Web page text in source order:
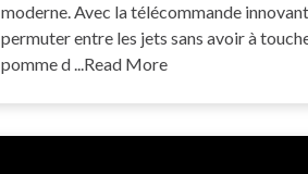
moderne. Avec la télécommande
permuter entre les jets sans avoir à
pomme d ...Read More